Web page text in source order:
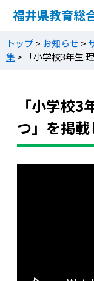
福井県教育総
トップ> お知らせ >
集> 「小学校3年生
「小学校
つ」を掲載